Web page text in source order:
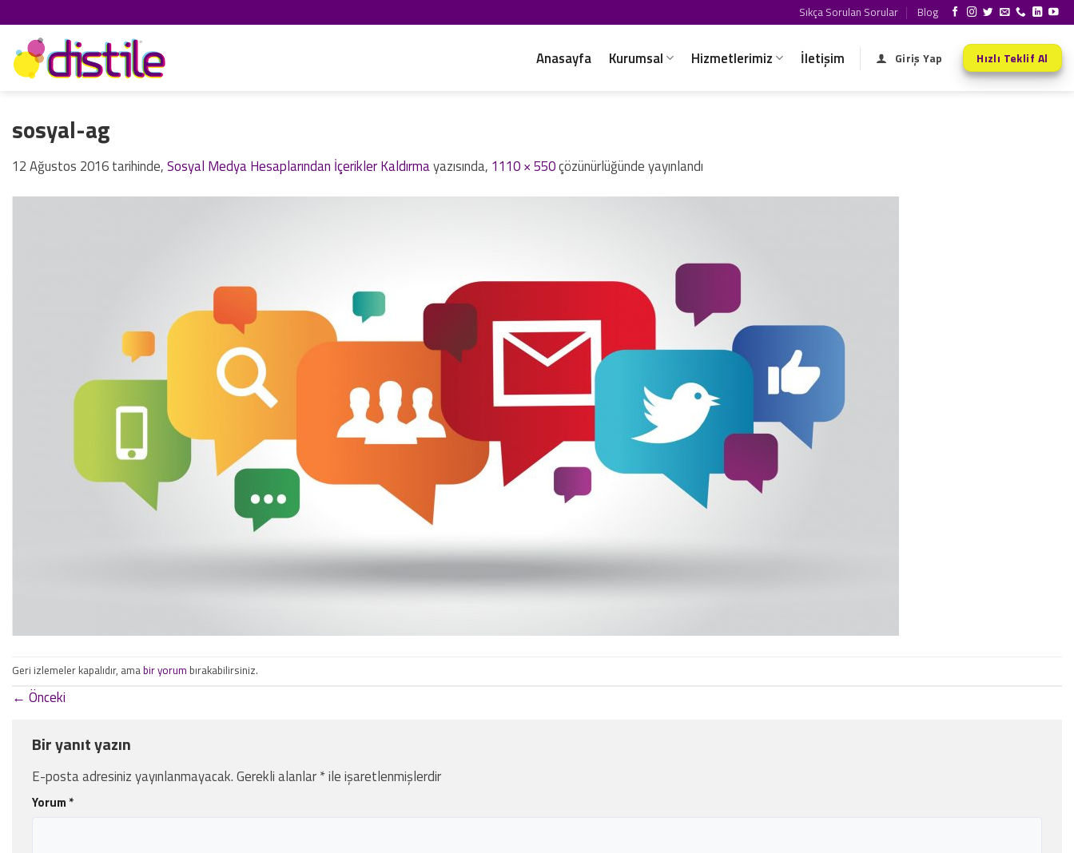
atla
Sıkça Sorulan Sorular Blog
Anasayfa Kurumsal Hizmetlerimiz İletişim Giriş Yap Hızlı Teklif Al
sosyal-ag
12 Ağustos 2016tarihinde,Sosyal Medya Hesaplarından İçerikler Kaldırmayazısında, 1110 × 550çözünürlüğünde yayınlandı
Geri izlemeler kapalıdır, amabir yorum bırakabilirsiniz.
← Önceki
Bir yanıt yazın
E-posta adresiniz yayınlanmayacak.Gerekli alanlar*ile işaretlenmişlerdir
Yorum *